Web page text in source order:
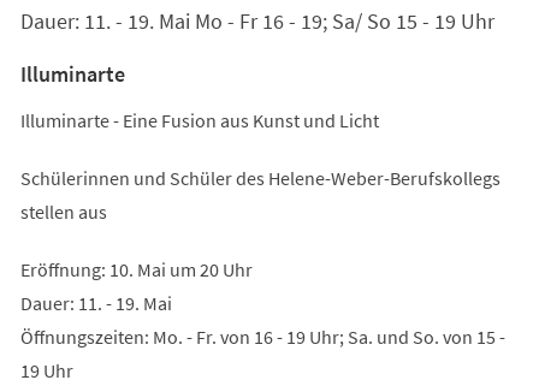
Dauer: 11. - 19. Mai Mo - Fr 16 - 19; Sa/ So 15 - 19 Uhr
Illuminarte
Illuminarte - Eine Fusion aus Kunst und Licht
Schülerinnen und Schüler des Helene-Weber-Berufskollegs
stellen aus
Eröffnung: 10. Mai um 20 Uhr
Dauer: 11. - 19. Mai
Öffnungszeiten: Mo. - Fr. von 16 - 19 Uhr; Sa. und So. von 15 -
19 Uhr